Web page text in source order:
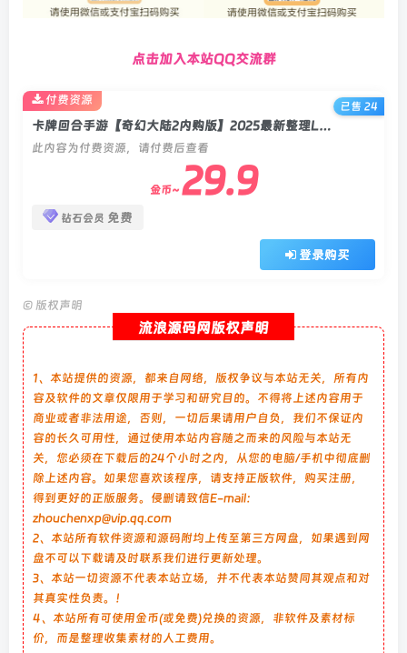
点击加入本站QQ交流群
卡牌回合手游【奇幻大陆2内购版】2025最新整理Linux手工服务端+多区跨服+CDK授权后台+全物品ID+双端+教程
此内容为付费资源，请付费后查看
金币~ 29.9
钻石会员 免费
登录购买
付费资源
已售 24
© 版权声明
流浪源码网版权声明
1、本站提供的资源，都来自网络，版权争议与本站无关，所有内
容及软件的文章仅限用于学习和研究目的。不得将上述内容用于
商业或者非法用途，否则，一切后果请用户自负，我们不保证内
容的长久可用性，通过使用本站内容随之而来的风险与本站无
关，您必须在下载后的24个小时之内，从您的电脑/手机中彻底删
除上述内容。如果您喜欢该程序，请支持正版软件，购买注册，
得到更好的正版服务。侵删请致信E-mail：
zhouchenxp@vip.qq.com
2、本站所有软件资源和源码附均上传至第三方网盘，如果遇到网
盘不可以下载请及时联系我们进行更新处理。
3、本站一切资源不代表本站立场，并不代表本站赞同其观点和对
其真实性负责。！
4、本站所有可使用金币(或免费)兑换的资源，非软件及素材标
价，而是整理收集素材的人工费用。